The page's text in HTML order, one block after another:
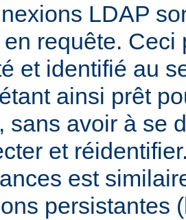
LDAP
requête. Ceci
et identifié au
ainsi prêt
sans avoir à se
et
est
persistantes